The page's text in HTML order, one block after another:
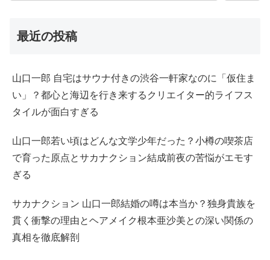
最近の投稿
山口一郎 自宅はサウナ付きの渋谷一軒家なのに「仮住ま
い」？都心と海辺を行き来するクリエイター的ライフス
タイルが面白すぎる
山口一郎若い頃はどんな文学少年だった？小樽の喫茶店
で育った原点とサカナクション結成前夜の苦悩がエモす
ぎる
サカナクション 山口一郎結婚の噂は本当か？独身貴族を
貫く衝撃の理由とヘアメイク根本亜沙美との深い関係の
真相を徹底解剖